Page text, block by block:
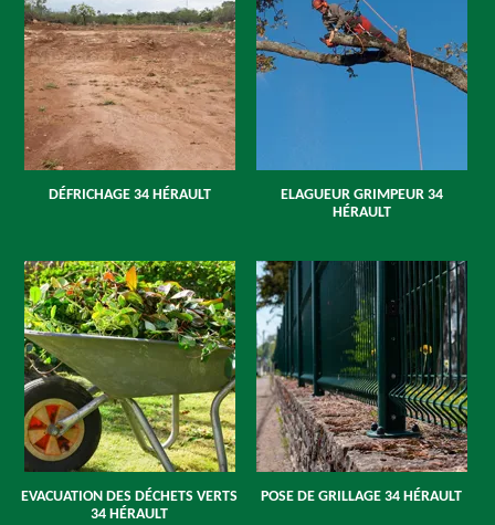
DÉFRICHAGE 34 HÉRAULT
ELAGUEUR GRIMPEUR 34
HÉRAULT
EVACUATION DES DÉCHETS VERTS
34 HÉRAULT
POSE DE GRILLAGE 34 HÉRAULT